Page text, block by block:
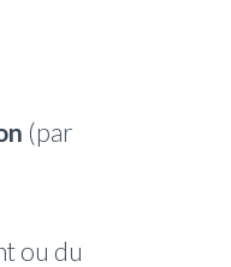
(par
ou du